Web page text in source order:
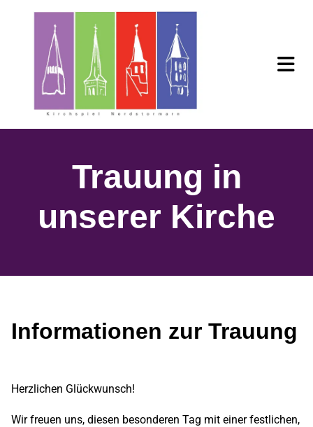
Trauung in
unserer Kirche
Informationen zur Trauung
Herzlichen Glückwunsch!
Wir freuen uns, diesen besonderen Tag mit einer festlichen,